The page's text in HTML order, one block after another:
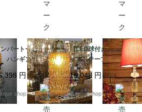
バートールグラ
ハンギングラン
*1960's amber tall
円
shop at's
【LED球付き】ルーサ
イト テーブルランプ
15,048 円
antique shop at's